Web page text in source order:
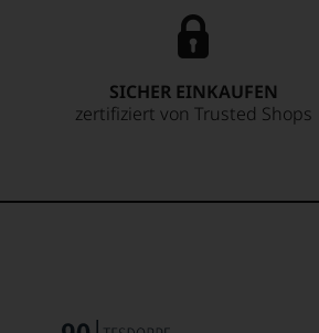
SICHER EINKAUFEN
zertifiziert von Trusted Shops